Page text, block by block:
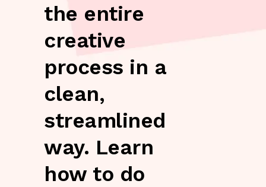
the entire
creative
process in a
clean,
streamlined
way. Learn
how to do